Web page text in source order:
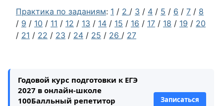
Практика по заданиям: 1 / 2 / 3 / 4 / 5 / 6 / 7 / 8
/ 9 / 10 / 11 / 12 / 13 / 14 / 15 / 16 / 17 / 18 / 19 / 20
/ 21 / 22 / 23 / 24 / 25 / 26 / 27
Годовой курс подготовки к ЕГЭ
2027 в онлайн-школе
100Балльный репетитор
Записаться